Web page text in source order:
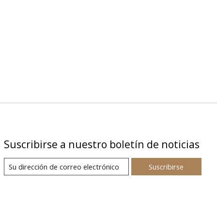
Suscribirse a nuestro boletín de noticias
Suscribirse